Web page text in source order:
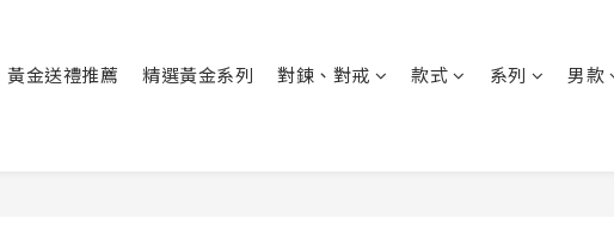
黃金送禮推薦 精選黃金系列 對鍊、對戒 款式 系列 男款